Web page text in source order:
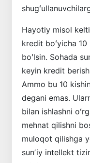
Hayotiy misol
kredit boʻyicha
boʻlsin. Sohada
keyin kredit
Ammo bu 10
degani emas.
bilan ishlashni
mehnat qilishni
muloqot qilishga
sunʼiy intellekt